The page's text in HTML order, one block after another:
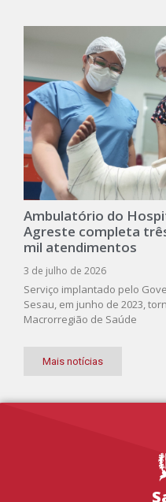
Ambulatório do
Agreste completa
mil atendimentos
3 de julho de 2026
Serviço implantado pelo
Sesau, em junho de 2023,
Macrorregião de Saúde
Mais notícias